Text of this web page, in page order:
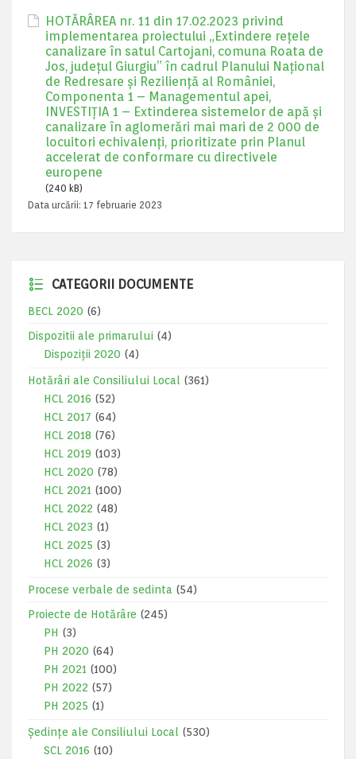
HOTĂRÂREA nr. 11 din 17.02.2023 privind
implementarea proiectului „Extindere rețele
canalizare în satul Cartojani, comuna Roata de
Jos, județul Giurgiu” în cadrul Planului Național
de Redresare și Reziliență al României,
Componenta 1 – Managementul apei,
INVESTIȚIA 1 – Extinderea sistemelor de apă și
canalizare în aglomerări mai mari de 2 000 de
locuitori echivalenți, prioritizate prin Planul
accelerat de conformare cu directivele
europene
(240 kB)
Data urcării: 17 februarie 2023
CATEGORII DOCUMENTE
BECL 2020 (6)
Dispozitii ale primarului (4)
Dispoziții 2020 (4)
Hotărâri ale Consiliului Local
(361)
HCL 2016 (52)
HCL 2017 (64)
HCL 2018 (76)
HCL 2019 (103)
HCL 2020 (78)
HCL 2021 (100)
HCL 2022 (48)
HCL 2023 (1)
HCL 2025 (3)
HCL 2026 (3)
Procese verbale de sedinta (54)
Proiecte de Hotărâre (245)
PH (3)
PH 2020 (64)
PH 2021 (100)
PH 2022 (57)
PH 2025 (1)
Ședințe ale Consiliului Local
(530)
SCL 2016 (10)